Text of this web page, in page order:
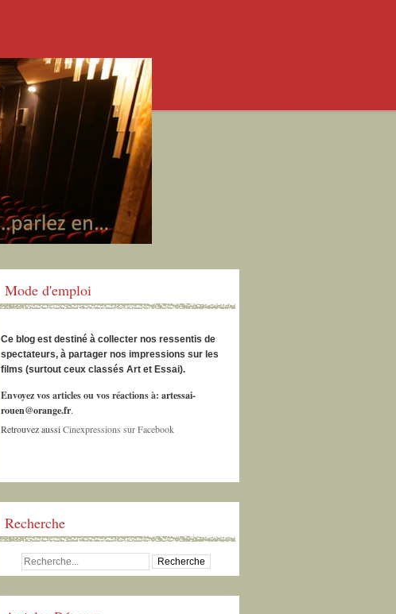
Mode d'emploi
Ce blog est destiné à collecter nos ressentis de
spectateurs, à partager nos impressions sur les
films (surtout ceux classés Art et Essai).
Envoyez vos articles ou vos réactions à: artessai-
rouen@orange.fr.
Retrouvez aussiCinexpressions sur Facebook
Recherche